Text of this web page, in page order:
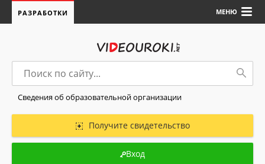
МЕНЮ
РАЗРАБОТКИ
Сведения об образовательной организации
Получите свидетельство
Вход